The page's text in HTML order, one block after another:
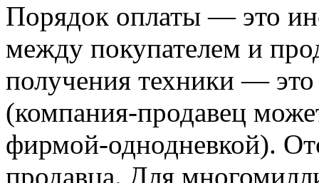
Порядок оплаты — это
между покупателем и
получения техники —
(компания-продавец
фирмой-однодневкой).
продавца. Для